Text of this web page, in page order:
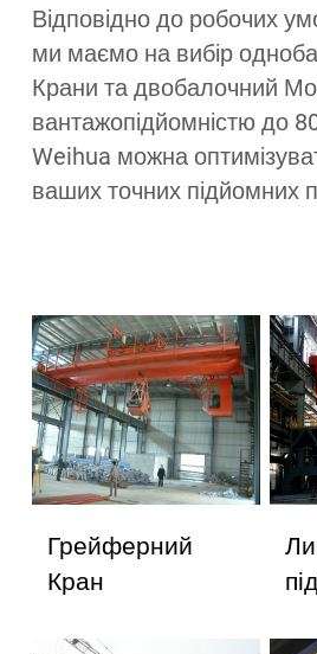
Відповідно до робочих
ми маємо на вибір
Крани та двобалочний
вантажопідйомністю до
Weihua можна
ваших точних підйомних
Грейферний
Кран